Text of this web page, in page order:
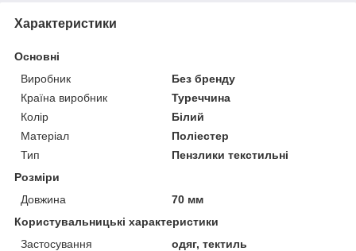
Характеристики
Основні
Виробник
Без бренду
Країна виробник
Туреччина
Колір
Білий
Матеріал
Поліестер
Тип
Пензлики текстильні
Розміри
Довжина
70 мм
Користувальницькі характеристики
Застосування
одяг, тектиль